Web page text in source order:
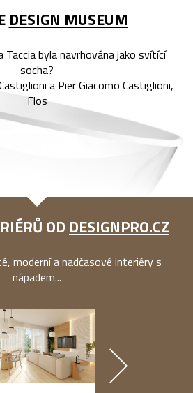
DESIGN MUSEUM
byla navrhována jako svítící
socha?
a Pier Giacomo Castiglioni,
Flos
OD DESIGNPRO.CZ
moderní a nadčasové interiéry s
nápadem...